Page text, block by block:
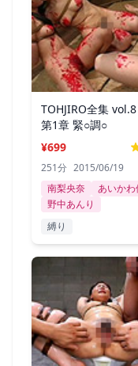
TOHJIRO全集
第1章 緊○調○
¥699
251分 2015/06/19
南梨央奈
あいかわ
野中あんり
縛り